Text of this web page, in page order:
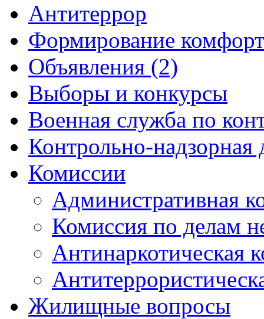
Антитеррор
Формирование
Объявления (2)
Выборы и конкурсы
Военная служба по
Контрольно-надзорная
Комиссии
Административная
Комиссия по делам
Антинаркотическая
Жилищные вопросы